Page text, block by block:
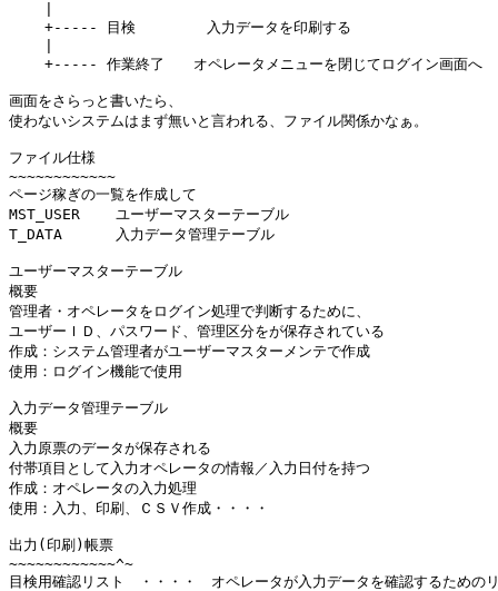
    +----- 目検        入力データを印刷する
    +----- 作業終了　　オペレータメニューを閉じてログイン画面へ
画面をさらっと書いたら、
使わないシステムはまず無いと言われる、ファイル関係かなぁ。
ファイル仕様
~~~~~~~~~~~~
ページ稼ぎの一覧を作成して
MST_USER    ユーザーマスターテーブル
T_DATA      入力データ管理テーブル
ユーザーマスターテーブル
概要
管理者・オペレータをログイン処理で判断するために、
ユーザーＩＤ、パスワード、管理区分をが保存されている
作成：システム管理者がユーザーマスターメンテで作成
使用：ログイン機能で使用
入力データ管理テーブル
概要
入力原票のデータが保存される
付帯項目として入力オペレータの情報／入力日付を持つ
作成：オペレータの入力処理
使用：入力、印刷、ＣＳＶ作成・・・・
出力(印刷)帳票
~~~~~~~~~~~~^~
目検用確認リスト　・・・・　オペレータが入力データを確認するための